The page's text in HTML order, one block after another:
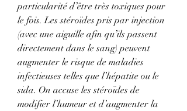
particularité d’être très toxiques pour
le fois. Les stéroïdes pris par injection
(avec une aiguille afin qu’ils passent
directement dans le sang) peuvent
augmenter le risque de maladies
infectieuses telles que l’hépatite ou le
sida. On accuse les stéroïdes de
modifier l’humeur et d’augmenter la